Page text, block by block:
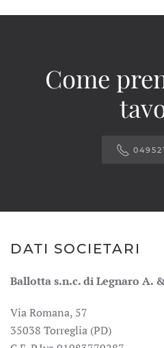
Come
DATI SOCIETARI
Ballotta s.n.c. di Legnaro A.
Via Romana, 57
35038 Torreglia (PD)